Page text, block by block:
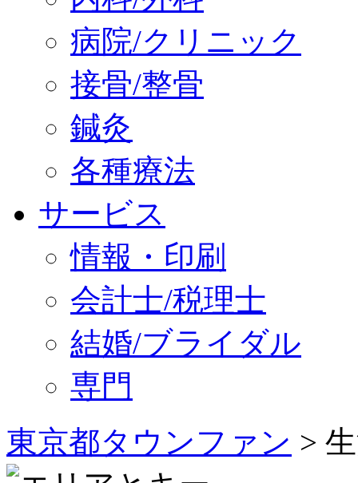
病院/クリニック
接骨/整骨
鍼灸
各種療法
サービス
情報・印刷
会計士/税理士
結婚/ブライダル
専門
東京都タウンファン >